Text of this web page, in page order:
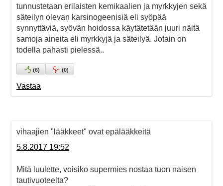
tunnustetaan erilaisten kemikaalien ja myrkkyjen sekä
säteilyn olevan karsinogeenisiä eli syöpää
synnyttäviä, syövän hoidossa käytätetään juuri näitä
samoja aineita eli myrkkyjä ja säteilyä. Jotain on
todella pahasti pielessä..
(6) (0)
Vastaa
vihaajien "lääkkeet" ovat epälääkkeitä
5.8.2017 19:52
Mitä luulette, voisiko supermies nostaa tuon naisen
tautivuoteelta?